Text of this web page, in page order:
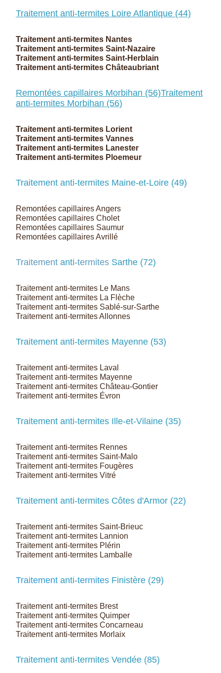
Traitement anti-termites Loire Atlantique (44)
Traitement anti-termites Nantes
Traitement anti-termites Saint-Nazaire
Traitement anti-termites Saint-Herblain
Traitement anti-termites Châteaubriant
Remontées capillaires Morbihan (56)Traitement
anti-termites Morbihan (56)
Traitement anti-termites Lorient
Traitement anti-termites Vannes
Traitement anti-termites Lanester
Traitement anti-termites Ploemeur
Traitement anti-termites Maine-et-Loire (49)
Remontées capillaires Angers
Remontées capillaires Cholet
Remontées capillaires Saumur
Remontées capillaires Avrillé
Traitement anti-termites Sarthe (72)
Traitement anti-termites Le Mans
Traitement anti-termites La Flèche
Traitement anti-termites Sablé-sur-Sarthe
Traitement anti-termites Allonnes
Traitement anti-termites Mayenne (53)
Traitement anti-termites Laval
Traitement anti-termites Mayenne
Traitement anti-termites Château-Gontier
Traitement anti-termites Évron
Traitement anti-termites Ille-et-Vilaine (35)
Traitement anti-termites Rennes
Traitement anti-termites Saint-Malo
Traitement anti-termites Fougères
Traitement anti-termites Vitré
Traitement anti-termites Côtes d'Armor (22)
Traitement anti-termites Saint-Brieuc
Traitement anti-termites Lannion
Traitement anti-termites Plérin
Traitement anti-termites Lamballe
Traitement anti-termites Finistère (29)
Traitement anti-termites Brest
Traitement anti-termites Quimper
Traitement anti-termites Concarneau
Traitement anti-termites Morlaix
Traitement anti-termites Vendée (85)